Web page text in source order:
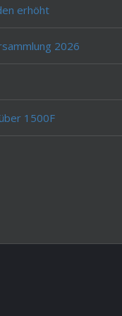
erhöht
2026
1500F